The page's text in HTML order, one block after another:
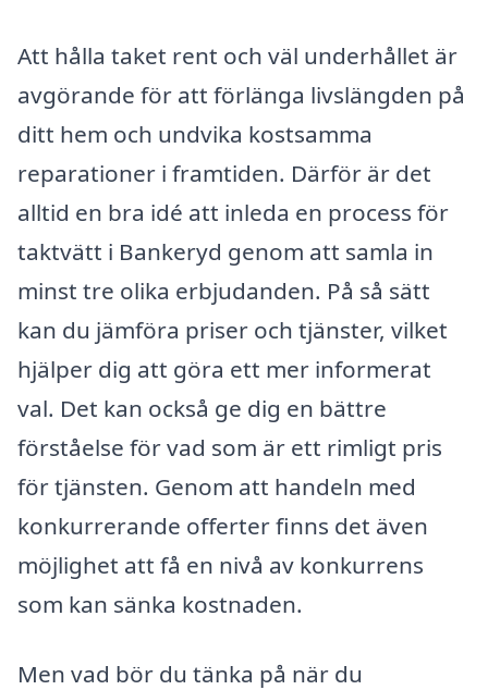
Att hålla taket rent och väl underhållet är
avgörande för att förlänga livslängden på
ditt hem och undvika kostsamma
reparationer i framtiden. Därför är det
alltid en bra idé att inleda en process för
taktvätt i Bankeryd genom att samla in
minst tre olika erbjudanden. På så sätt
kan du jämföra priser och tjänster, vilket
hjälper dig att göra ett mer informerat
val. Det kan också ge dig en bättre
förståelse för vad som är ett rimligt pris
för tjänsten. Genom att handeln med
konkurrerande offerter finns det även
möjlighet att få en nivå av konkurrens
som kan sänka kostnaden.
Men vad bör du tänka på när du